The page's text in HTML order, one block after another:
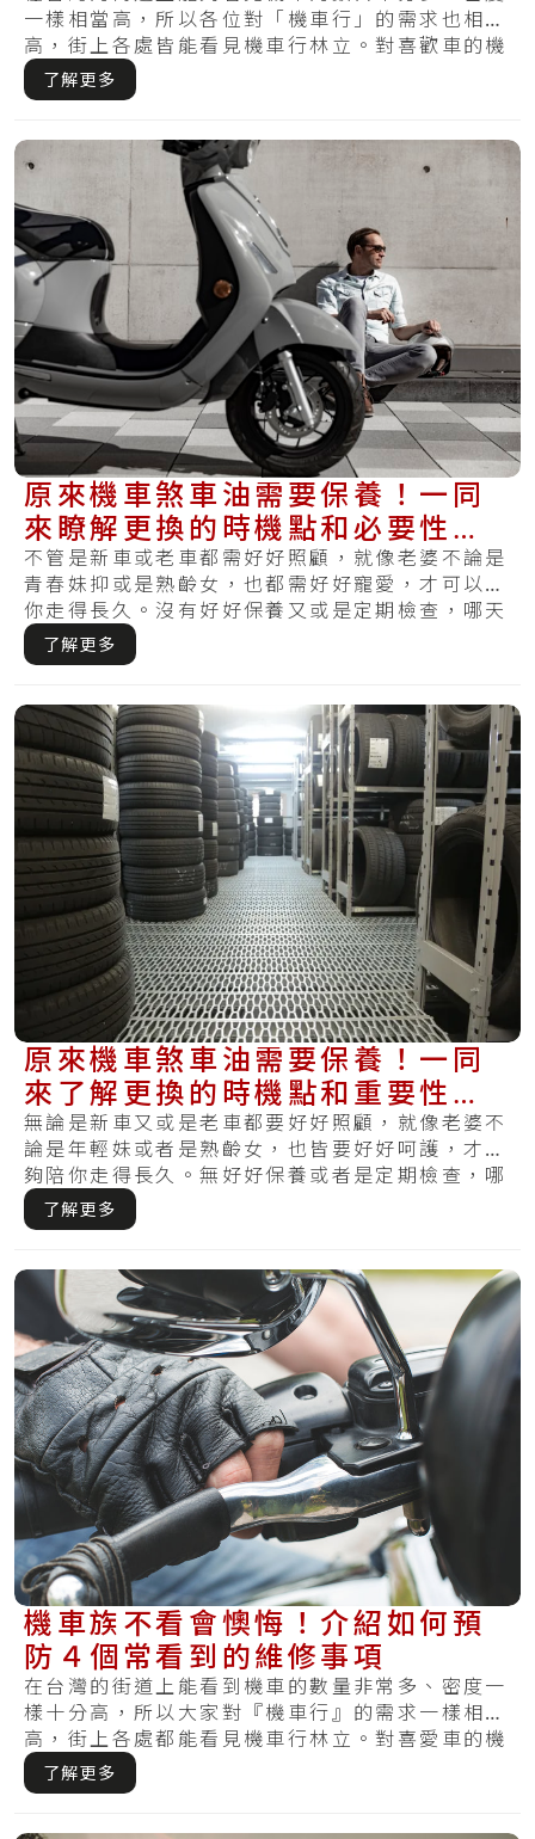
一樣相當高，所以各位對「機車行」的需求也相當
高，街上各處皆能看見機車行林立。對喜歡車的機
車族.....
了解更多
原來機車煞車油需要保養！一同
來瞭解更換的時機點和必要性，
使你不會又煞不住
不管是新車或老車都需好好照顧，就像老婆不論是
青春妹抑或是熟齡女，也都需好好寵愛，才可以陪
你走得長久。沒有好好保養又或是定期檢查，哪天
察覺.....
了解更多
原來機車煞車油需要保養！一同
來了解更換的時機點和重要性，
讓你不再煞不住
無論是新車又或是老車都要好好照顧，就像老婆不
論是年輕妹或者是熟齡女，也皆要好好呵護，才能
夠陪你走得長久。無好好保養或者是定期檢查，哪
天察.....
了解更多
機車族不看會懊悔！介紹如何預
防４個常看到的維修事項
在台灣的街道上能看到機車的數量非常多、密度一
樣十分高，所以大家對『機車行』的需求一樣相當
高，街上各處都能看見機車行林立。對喜愛車的機
車族.....
了解更多